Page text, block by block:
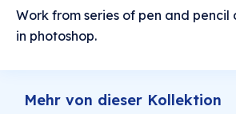
Work from series of pen and
in photoshop.
Mehr von dieser Kollektion